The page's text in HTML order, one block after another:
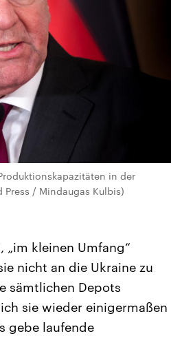
in der
/ Mindaugas Kulbis)
kleinen Umfang“
nicht an die Ukraine zu
sämtlichen Depots
sie wieder einigermaßen
gebe laufende